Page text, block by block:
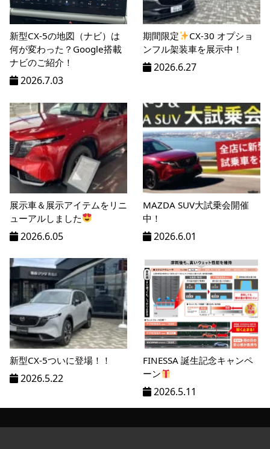
新型CX-5の地図（ナビ）は
何が変わった？Google搭載
ナビのご紹介！
2026.7.03
期間限定
CX-30 オプショ
ンフル架装車を展示中！
2026.6.27
展示車＆展示アイテムをリニ
ューアルしました
2026.6.05
MAZDA SUV大試乗会開催
中！
2026.6.01
新型CX-5ついに登場！！
2026.5.22
FINESSA 誕生記念キャンペ
ーン
2026.5.11